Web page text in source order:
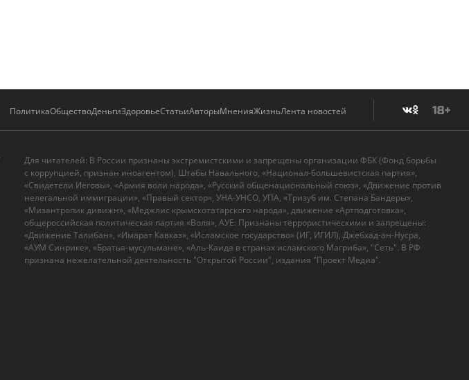
ПолитикаОбществоДеньгиЗдоровьеСтатьиАвторыМненияЖизньЛента новостей
Для читателей: В России признаны экстремистскими и запрещены организации ФБК (Фонд борьбы
с коррупцией, признан иноагентом), Штабы Навального, «Национал-большевистская партия»,
«Свидетели Иеговы», «Армия воли народа», «Русский общенациональный союз», «Движение против
нелегальной иммиграции», «Правый сектор», УНА-УНСО, УПА, «Тризуб им. Степана Бандеры»,
«Мизантропик дивижн», «Меджлис крымскотатарского народа», движение «Артподготовка»,
общероссийская политическая партия «Воля», АУЕ. Признаны террористическими и запрещены:
«Движение Талибан», «Имарат Кавказ», «Исламское государство» (ИГ, ИГИЛ), Джебхад-ан-Нусра,
«АУМ Синрике», «Братья-мусульмане», «Аль-Каида в странах исламского Магриба», "Сеть". В РФ
признана нежелательной деятельность "Открытой России", издания "Проект Медиа".